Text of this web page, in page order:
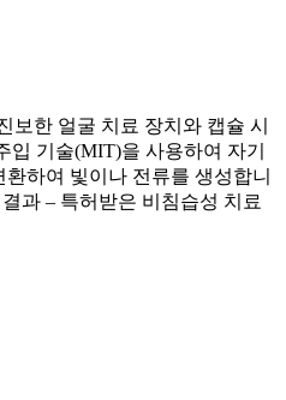
보한 얼굴 치료 장치와 캡슐 시
입 기술(MIT)을 사용하여 자기
하여 빛이나 전류를 생성합니
과 – 특허받은 비침습성 치료